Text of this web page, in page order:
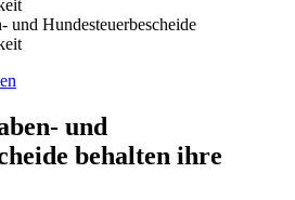
und Hundesteuerbescheide
und
behalten ihre